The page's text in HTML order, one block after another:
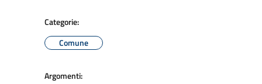
Categorie:
Comune
Argomenti: